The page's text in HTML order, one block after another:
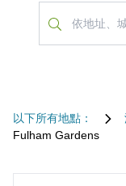
以下所有地點：
Fulham Gardens